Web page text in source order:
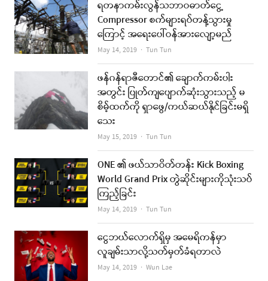
ရတနာကမ်းလွန်သဘာဝဓာတ်ငွေ့
Compressor စက်များရပ်တန့်သွားမှု
ကြောင့် အရေးပေါ်ဝန်အားလျော့မည်
May 14, 2019 Author
Tun Tun
ဖန်ဂန်ရာဇီတောင်၏ ချောက်ကမ်းပါး
အတွင်း ပြုတ်ကျပျောက်ဆုံးသွားသည့် မ
စိမ့်ထက်ကို ရှာဖွေ/ကယ်ဆယ်နိုင်ခြင်းမရှိ
သေး
May 15, 2019 Author
Tun Tun
ONE ၏ ဖယ်သာဝိတ်တန်း Kick Boxing
World Grand Prix တွဲဆိုင်းများကိုသုံးသပ်
ကြည့်ခြင်း
May 14, 2019 Author
Tun Tun
ငွေဘယ်လောက်ရှိမှ အမေရိကန်မှာ
လူချမ်းသာလို့သတ်မှတ်ခံရတာလဲ
May 14, 2019 Author
Wun Lae